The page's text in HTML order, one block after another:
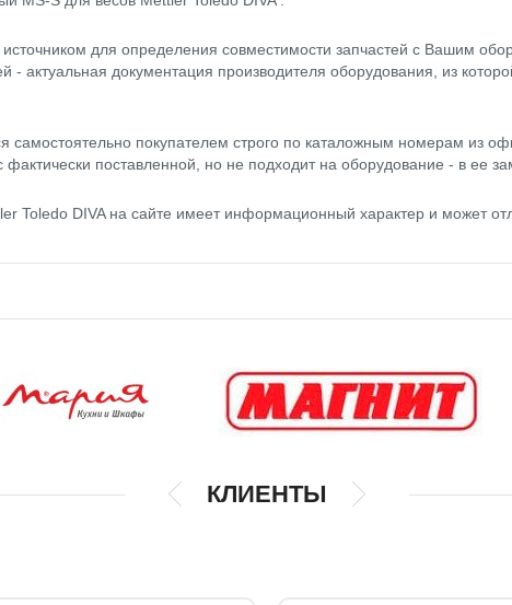
для определения совместимости запчастей с Вашим
- актуальная документация производителя оборудования, из
покупателем строго по каталожным номерам из
поставленной, но не подходит на оборудование - в ее
Toledo DIVA на сайте имеет информационный характер и может
КЛИЕНТЫ